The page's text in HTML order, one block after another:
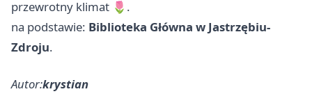
przewrotny klimat 🌷.
na podstawie: Biblioteka Główna w Jastrzębiu-
Zdroju.
Autor:krystian